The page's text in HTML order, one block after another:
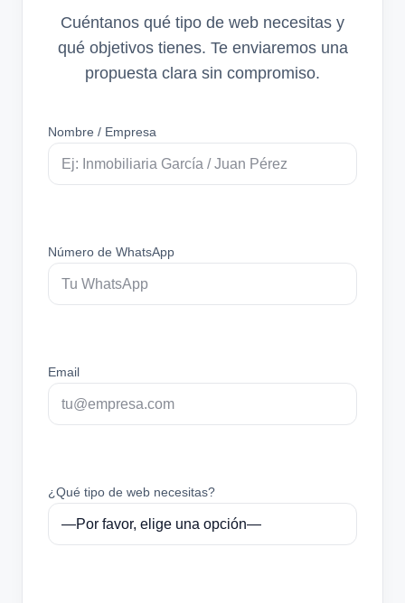
Cuéntanos qué tipo de web necesitas y
qué objetivos tienes. Te enviaremos una
propuesta clara sin compromiso.
Nombre / Empresa
Número de WhatsApp
Email
¿Qué tipo de web necesitas?